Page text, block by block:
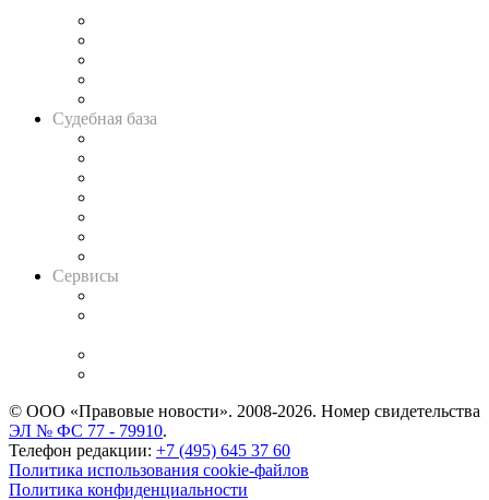
Судебная база
Сервисы
© ООО «Правовые новости». 2008-2026. Номер свидетельства
ЭЛ № ФС 77 - 79910.
Телефон редакции: +7 (495) 645 37 60
Политика использования cookie-файлов
Политика конфиденциальности